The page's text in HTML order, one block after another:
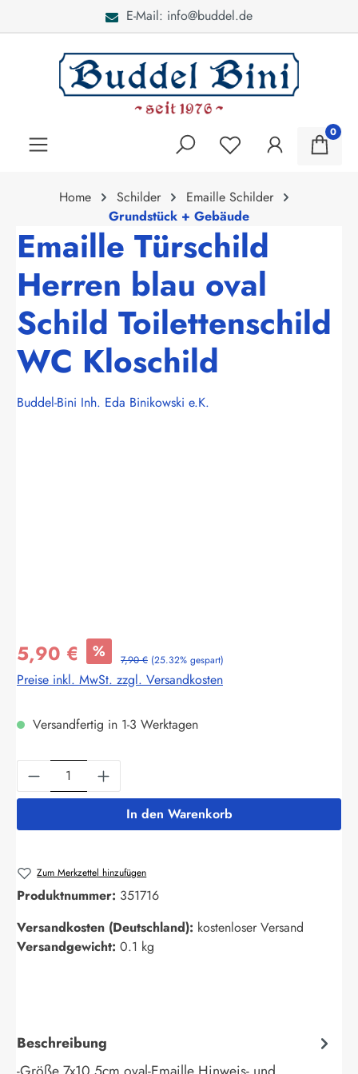
E-Mail: info@buddel.de
0
Home Schilder
Emaille Schilder
Grundstück + Gebäude
Emaille Türschild
Herren blau oval
Schild Toilettenschild
WC Kloschild
Buddel-Bini Inh. Eda Binikowski e.K.
5,90 € % 7,90 € (25.32% gespart)
Preise inkl. MwSt. zzgl. Versandkosten
Versandfertig in 1-3 Werktagen
Produkt Anzahl: Gib den gewünschten
In den Warenkorb
Zum Merkzettel hinzufügen
Produktnummer: 351716
Versandkosten (Deutschland): kostenloser Versand
Versandgewicht: 0.1 kg
Beschreibung